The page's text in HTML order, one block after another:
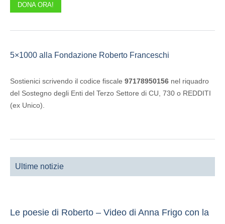
DONA ORA!
5×1000 alla Fondazione Roberto Franceschi
Sostienici scrivendo il codice fiscale 97178950156 nel riquadro
del Sostegno degli Enti del Terzo Settore di CU, 730 o REDDITI
(ex Unico).
Ultime notizie
Le poesie di Roberto – Video di Anna Frigo con la